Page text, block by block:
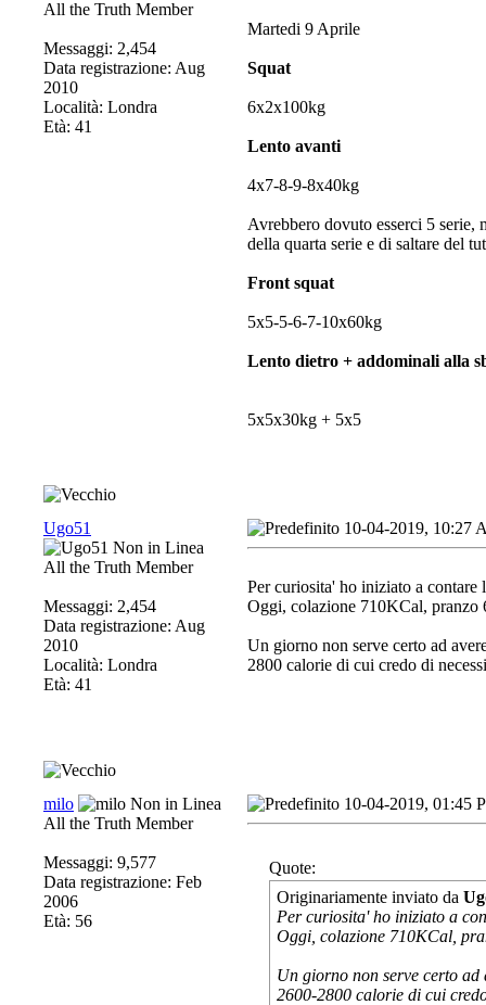
All the Truth Member
Messaggi: 2,454
Data registrazione: Aug
2010
Località: Londra
Età: 41
Martedi 9 Aprile
Squat
6x2x100kg
Lento avanti
4x7-8-9-8x40kg
Avrebbero dovuto esserci 5 serie,
della quarta serie e di saltare del
Front squat
5x5-5-6-7-10x60kg
Lento dietro + addominali alla
5x5x30kg + 5x5
Ugo51
All the Truth Member
Messaggi: 2,454
Data registrazione: Aug
2010
Località: Londra
Età: 41
10-04-2019, 10:27
Per curiosita' ho iniziato a contare
Oggi, colazione 710KCal, pranzo
Un giorno non serve certo ad
2800 calorie di cui credo di
milo
All the Truth Member
Messaggi: 9,577
Data registrazione: Feb
2006
Età: 56
10-04-2019, 01:45
Quote:
Originariamente inviato da
Per curiosita' ho iniziato a
Oggi, colazione 710KCal,
Un giorno non serve certo
2600-2800 calorie di cui